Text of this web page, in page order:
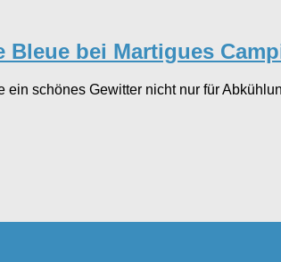
bei Martigues
schönes Gewitter nicht nur für